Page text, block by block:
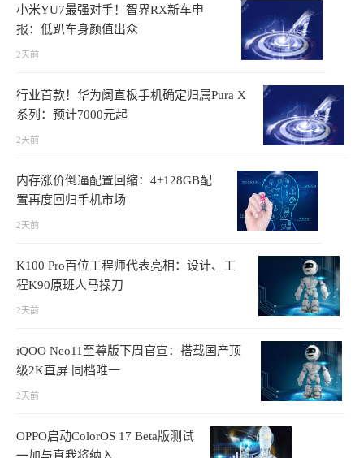
小米YU7最强对手！智界RX新车申
报：低趴车身颜值出众
2天前
行业首款！华为阔直板手机确定归属Pura X
系列：预计7000元起
2天前
内存涨价倒逼配置回缩：4+128GB配
置再度回归手机市场
2天前
K100 Pro百位工程师代表亮相：设计、工
程K90原班人马操刀
2天前
iQOO Neo11至尊版下周官宣：搭载国产顶
级2K直屏 同档唯一
2天前
OPPO启动ColorOS 17 Beta版测试